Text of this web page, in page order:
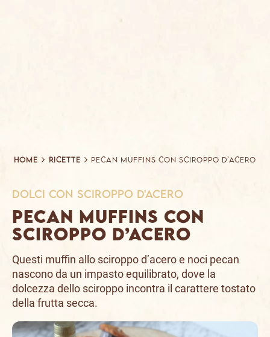
Home Ricette Pecan muffins con Sciroppo d’Acero
dolci con Sciroppo d'Acero
Pecan muffins con
Sciroppo d’Acero
Questi muffin allo sciroppo d’acero e noci pecan
nascono da un impasto equilibrato, dove la
dolcezza dello sciroppo incontra il carattere tostato
della frutta secca.